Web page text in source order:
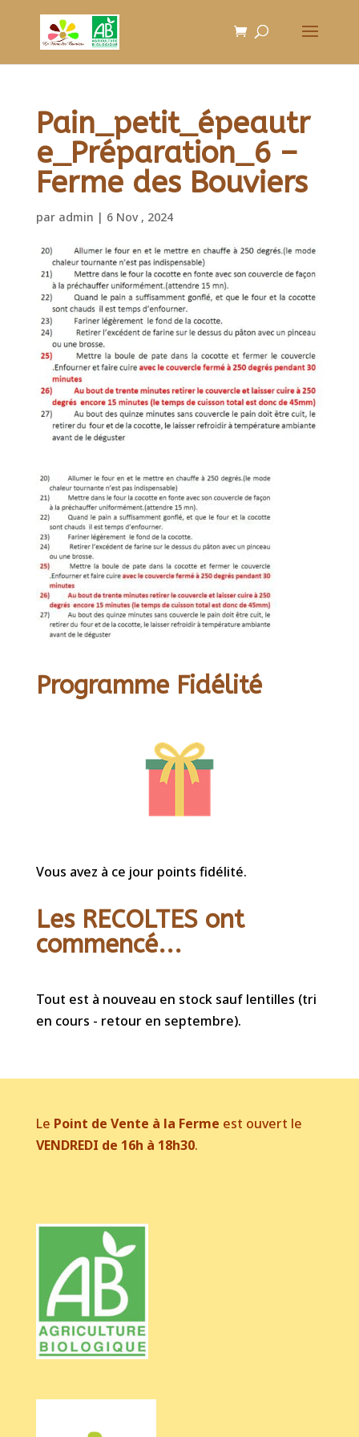
Pain_petit_épeautr
e_Préparation_6 –
Ferme des Bouviers
par admin | 6 Nov , 2024
Programme Fidélité
Vous avez à ce jour points fidélité.
Les RECOLTES ont
commencé...
Tout est à nouveau en stock sauf lentilles (tri
en cours - retour en septembre).
Le Point de Vente à la Ferme est ouvert le
VENDREDI de 16h à 18h30.